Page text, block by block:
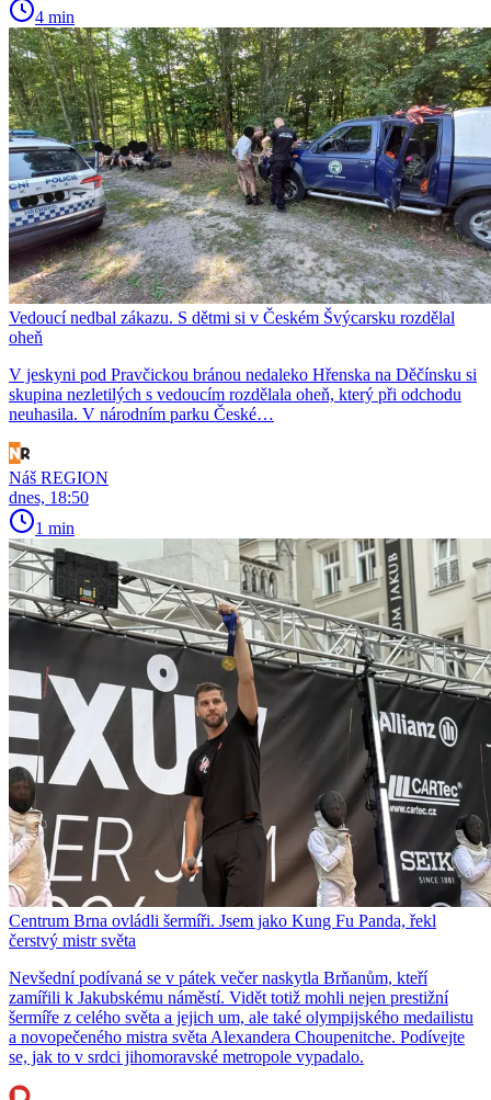
4 min
Vedoucí nedbal zákazu. S dětmi si v Českém Švýcarsku rozdělal
oheň
V jeskyni pod Pravčickou bránou nedaleko Hřenska na Děčínsku si
skupina nezletilých s vedoucím rozdělala oheň, který při odchodu
neuhasila. V národním parku České…
Náš REGION
dnes, 18:50
1 min
Centrum Brna ovládli šermíři. Jsem jako Kung Fu Panda, řekl
čerstvý mistr světa
Nevšední podívaná se v pátek večer naskytla Brňanům, kteří
zamířili k Jakubskému náměstí. Vidět totiž mohli nejen prestižní
šermíře z celého světa a jejich um, ale také olympijského medailistu
a novopečeného mistra světa Alexandera Choupenitche. Podívejte
se, jak to v srdci jihomoravské metropole vypadalo.